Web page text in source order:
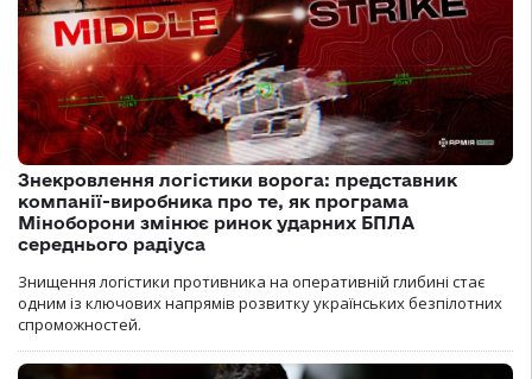
Знекровлення логістики ворога: представник
компанії-виробника про те, як програма
Міноборони змінює ринок ударних БПЛА
середнього радіуса
Знищення логістики противника на оперативній глибині стає
одним із ключових напрямів розвитку українських безпілотних
спроможностей.